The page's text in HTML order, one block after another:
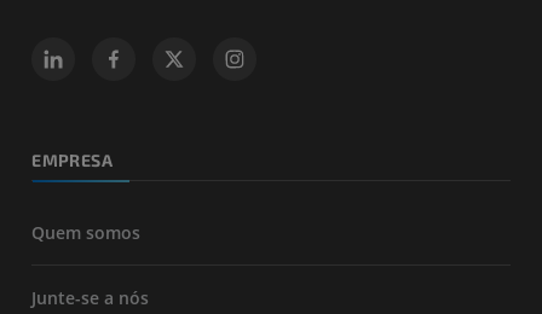
EMPRESA
Quem somos
Junte-se a nós